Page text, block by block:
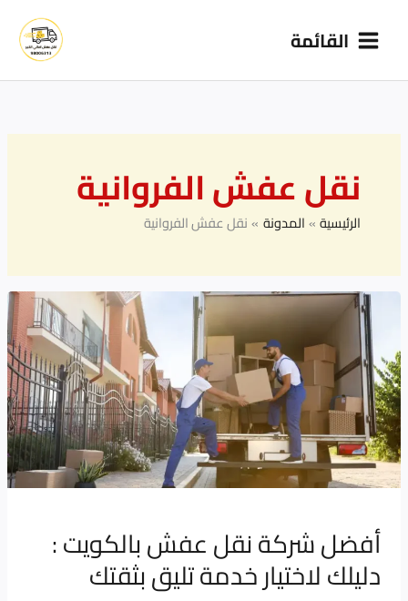
القائمة
نقل عفش الفروانية
الرئيسية المدونة نقل عفش الفروانية
أفضل شركة نقل عفش بالكويت :
دليلك لاختيار خدمة تليق بثقتك
أفضل
شركة
نقل
عفش
بالكويت
:
دليلك
لاختيار
تليق
بثقتك